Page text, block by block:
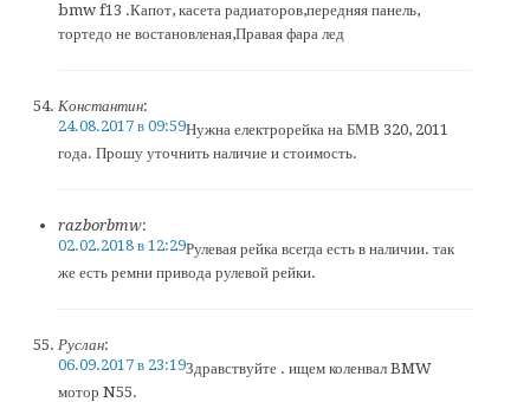
bmw f13 .Капот, касета радиаторов,передняя панель,
тортедо не востановленая,Правая фара лед
Константин:
24.08.2017 в 09:59Нужна електрорейка на БМВ 320, 2011
года. Прошу уточнить наличие и стоимость.
razborbmw:
02.02.2018 в 12:29Рулевая рейка всегда есть в наличии. так
же есть ремни привода рулевой рейки.
Руслан:
06.09.2017 в 23:19Здравствуйте . ищем коленвал BMW
мотор N55.